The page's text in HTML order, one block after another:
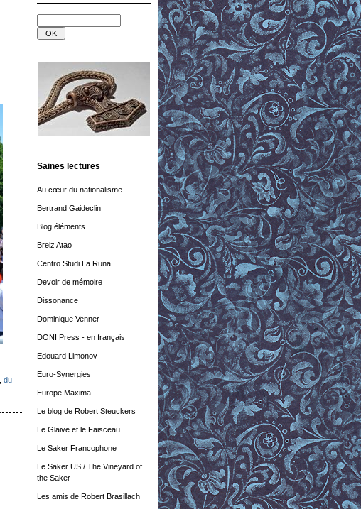
Saines lectures
Au cœur du nationalisme
Bertrand Gaideclin
Blog éléments
Breiz Atao
Centro Studi La Runa
Devoir de mémoire
Dissonance
Dominique Venner
DONI Press - en français
Edouard Limonov
Euro-Synergies
Europe Maxima
Le blog de Robert Steuckers
Le Glaive et le Faisceau
Le Saker Francophone
Le Saker US / The Vineyard of
the Saker
Les amis de Robert Brasillach
du